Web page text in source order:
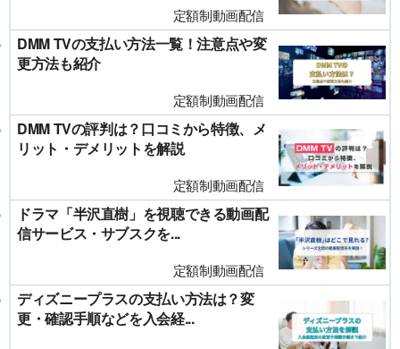
定額制動画配信
DMM TVの支払い方法一覧！注意点や変
更方法も紹介
定額制動画配信
DMM TVの評判は？口コミから特徴、メ
リット・デメリットを解説
定額制動画配信
ドラマ「半沢直樹」を視聴できる動画配
信サービス・サブスクを...
定額制動画配信
ディズニープラスの支払い方法は？変
更・確認手順などを入会経...